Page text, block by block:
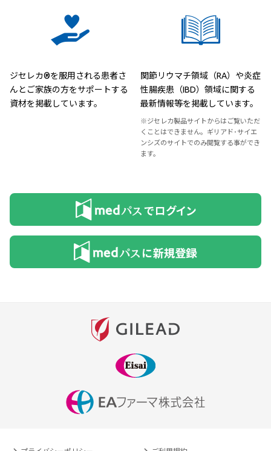
ジセレカ®を服用される患者さ
んとご家族の方をサポートする
資材を掲載しています。
関節リウマチ領域（RA）や炎症
性腸疾患（IBD）領域に関する
最新情報等を掲載しています。
※ジセレカ製品サイトからはご覧いただ
くことはできません。ギリアド･サイエ
ンシズのサイトでのみ閲覧する事ができ
ます。